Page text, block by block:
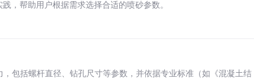
，帮助用户根据需求选择合适的喷砂参数。
包括螺杆直径、钻孔尺寸等参数，并依据专业标准（如《混凝土结